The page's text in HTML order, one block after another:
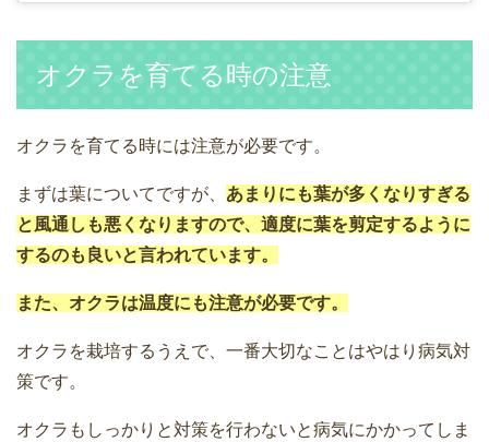
オクラを育てる時の注意
オクラを育てる時には注意が必要です。
まずは葉についてですが、 あまりにも葉が多くなりすぎる
と風通しも悪くなりますので、適度に葉を剪定するように
するのも良いと言われています。
また、オクラは温度にも注意が必要です。
オクラを栽培するうえで、一番大切なことはやはり病気対
策です。
オクラもしっかりと対策を行わないと病気にかかってしま